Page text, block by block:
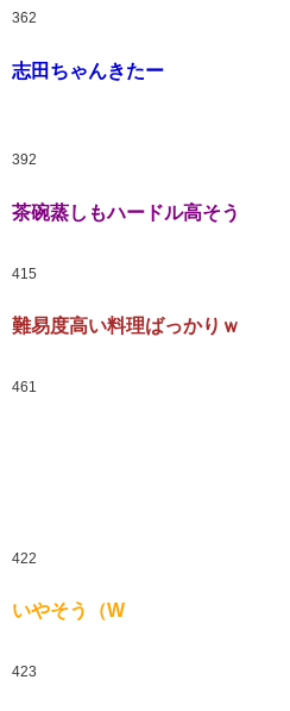
362
志田ちゃんきたー
392
茶碗蒸しもハードル高そう
415
難易度高い料理ばっかりｗ
461
422
いやそう（W
423